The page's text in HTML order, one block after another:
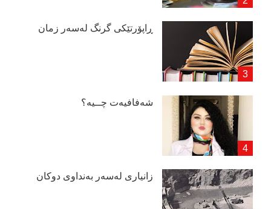
ڕاپۆرتێكی گرنگ لەسەر زمان
شەفافیەت چــیە؟
زانیاری لەسەر بەنداوی دوكان